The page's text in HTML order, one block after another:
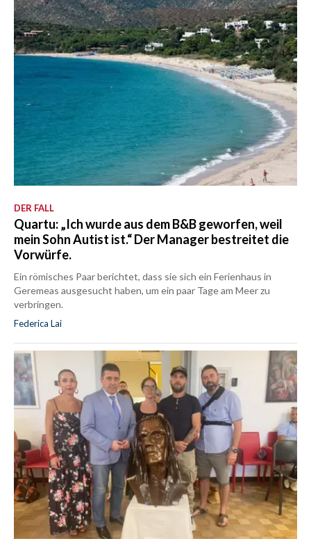
DER FALL
Quartu: „Ich wurde aus dem B&B geworfen, weil
mein Sohn Autist ist.“ Der Manager bestreitet die
Vorwürfe.
Ein römisches Paar berichtet, dass sie sich ein Ferienhaus in
Geremeas ausgesucht haben, um ein paar Tage am Meer zu
verbringen.
Federica Lai